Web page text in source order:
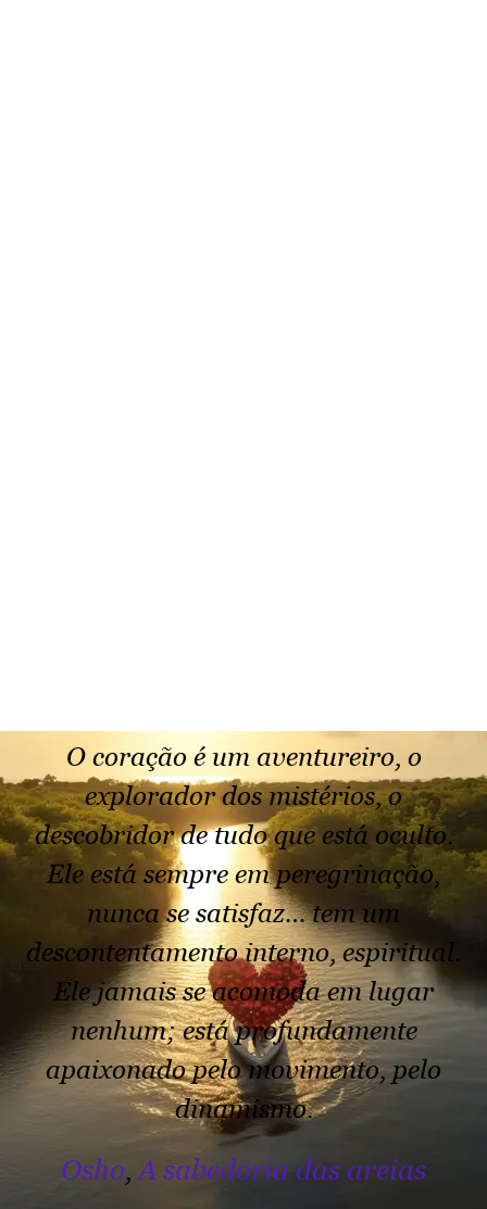
O coração é um aventureiro, o
explorador dos mistérios, o
descobridor de tudo que está oculto.
Ele está sempre em peregrinação,
nunca se satisfaz… tem um
descontentamento interno, espiritual.
Ele jamais se acomoda em lugar
nenhum; está profundamente
apaixonado pelo movimento, pelo
dinamismo.
Osho,A sabedoria das areias